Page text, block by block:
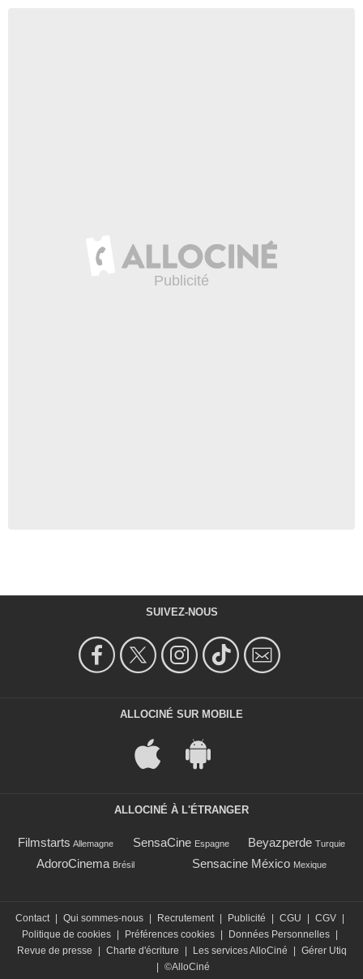
SUIVEZ-NOUS
ALLOCINÉ SUR MOBILE
ALLOCINÉ À L'ÉTRANGER
Filmstarts Allemagne SensaCine Espagne Beyazperde Turquie
AdoroCinema Brésil Sensacine México Mexique
Contact Qui sommes-nous Recrutement Publicité CGU CGV
Politique de cookies
Préférences cookies Données Personnelles
Revue de presse
Charte d'écriture Les services AlloCiné
Gérer Utiq
©AlloCiné